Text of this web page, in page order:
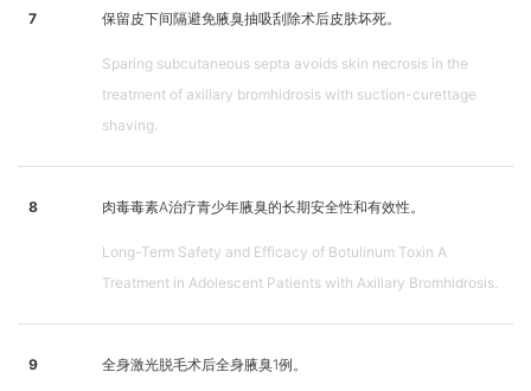
7 保留皮下间隔避免腋臭抽吸刮除术后皮肤坏死。
Sparing subcutaneous septa avoids skin necrosis in the
treatment of axillary bromhidrosis with suction-curettage
shaving.
8 肉毒毒素A治疗青少年腋臭的长期安全性和有效性。
Long-Term Safety and Efficacy of Botulinum Toxin A
Treatment in Adolescent Patients with Axillary Bromhidrosis.
9 全身激光脱毛术后全身腋臭1例。